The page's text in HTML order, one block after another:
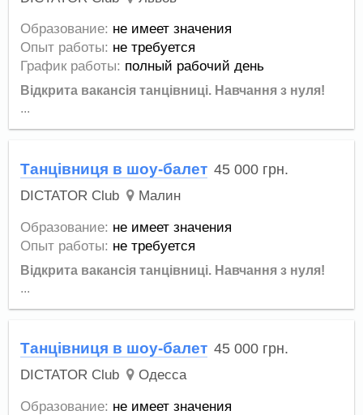
Образование: не имеет значения
Опыт работы: не требуется
График работы: полный рабочий день
Відкрита вакансія танцівниці. Навчання з нуля!
...
Танцівниця в шоу-балет 45 000 грн.
DICTATOR Club Малин
Образование: не имеет значения
Опыт работы: не требуется
Відкрита вакансія танцівниці. Навчання з нуля!
...
Танцівниця в шоу-балет 45 000 грн.
DICTATOR Club Одесса
Образование: не имеет значения